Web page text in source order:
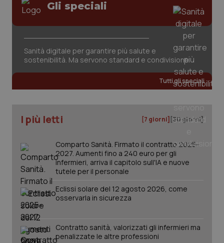
Gli speciali
Sanità digitale per garantire più salute e
sostenibilità. Ma servono standard e condivisione
Tutti gli speciali
I più letti [7 giorni] [30 giorni]
Comparto Sanità. Firmato il contratto 2025-
2027. Aumenti fino a 240 euro per gli
infermieri, arriva il capitolo sull'IA e nuove
tutele per il personale
Eclissi solare del 12 agosto 2026, come
osservarla in sicurezza
Contratto sanità, valorizzati gli infermieri ma
penalizzate le altre professioni